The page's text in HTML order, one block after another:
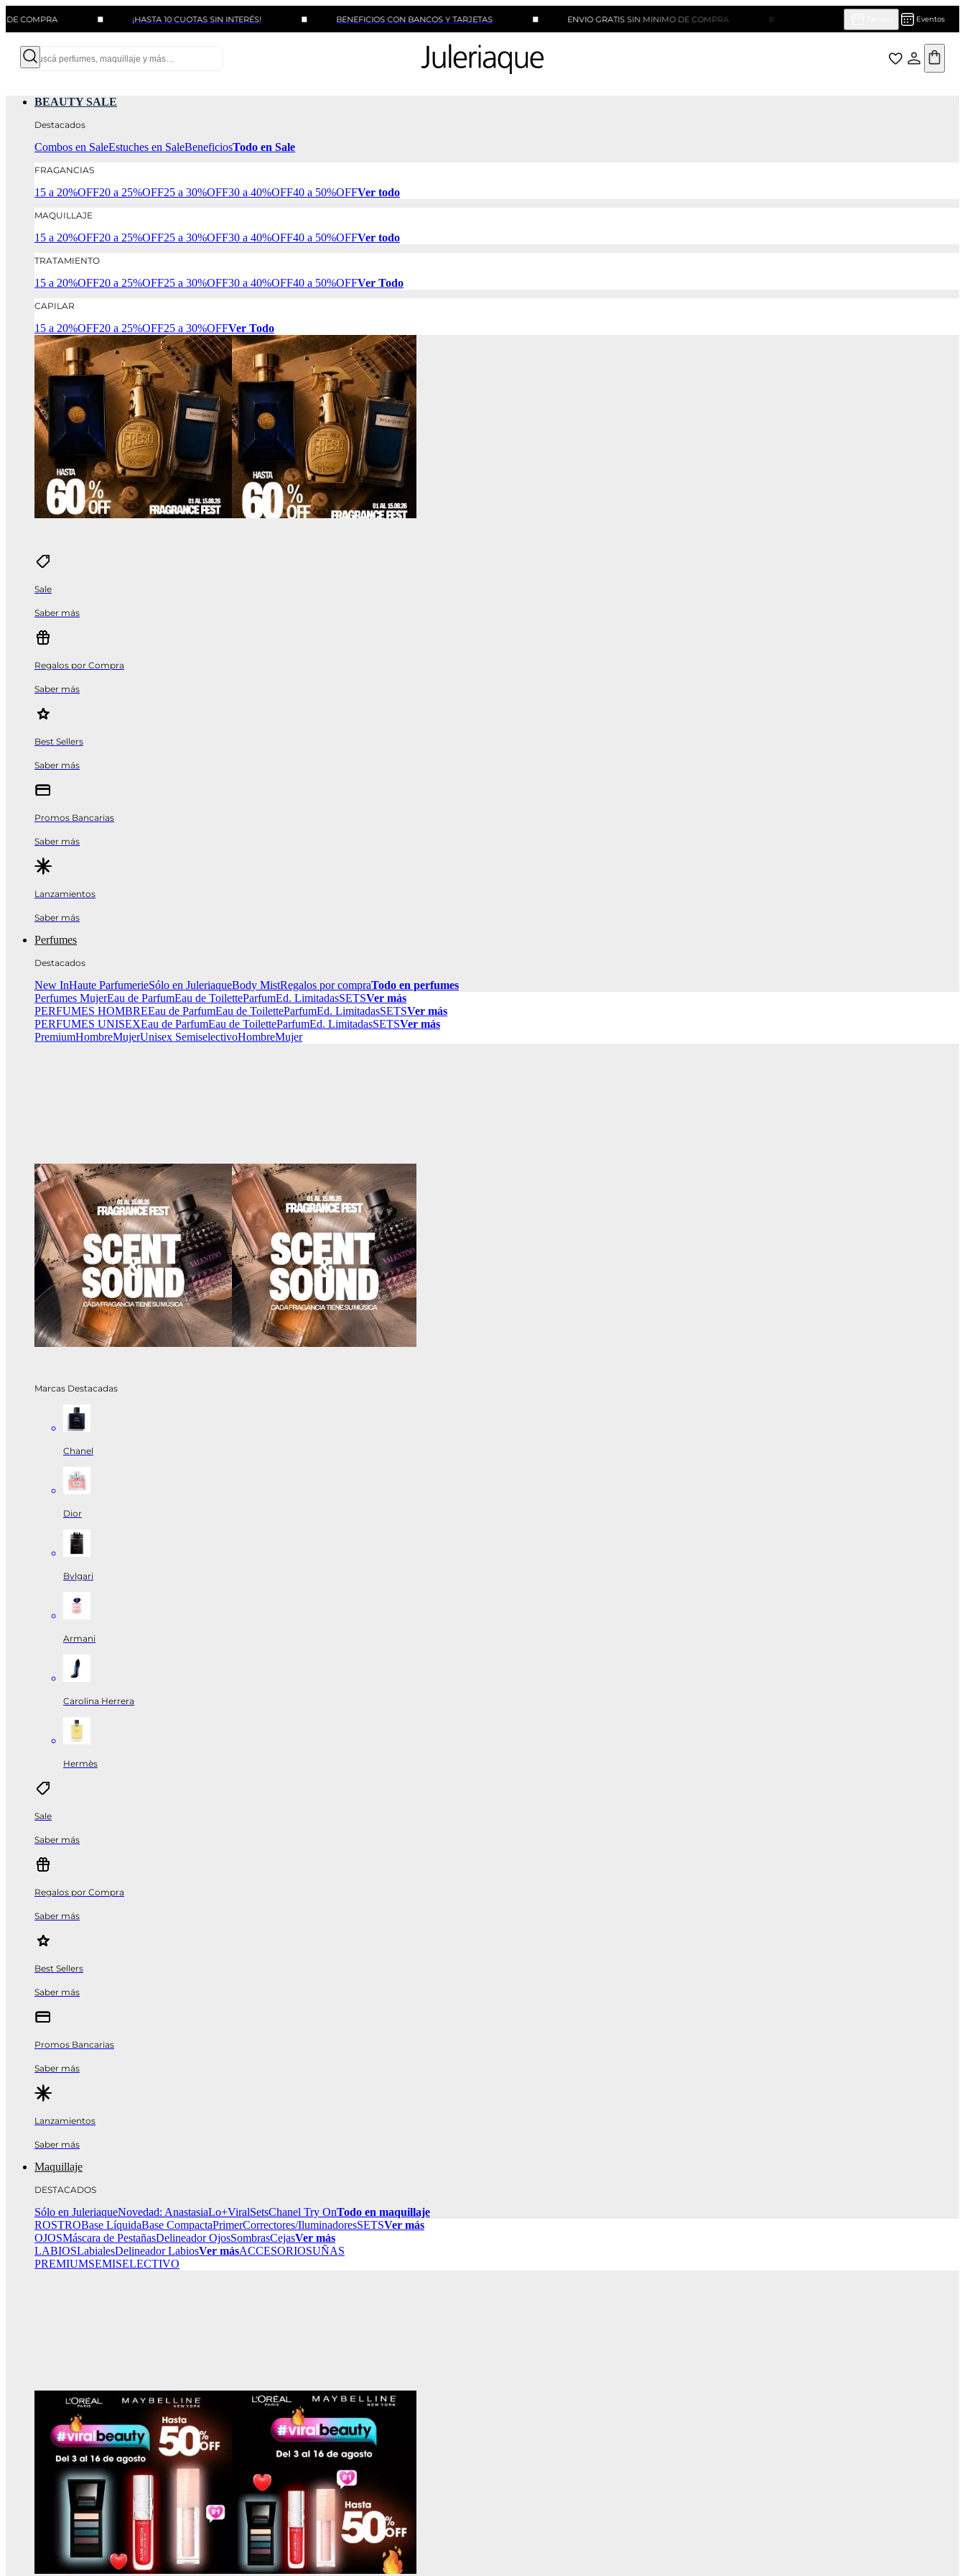
¡HASTA 10 CUOTAS SIN INTERÉS! BENEFICIOS CON BANCOS Y TARJETAS ENVIO GRATIS SIN MINIMO DE COMPRA Eventos
BEAUTY SALE
Destacados
Combos en SaleEstuches en SaleBeneficiosTodo en Sale
FRAGANCIAS
15 a 20%OFF20 a 25%OFF25 a 30%OFF30 a 40%OFF40 a 50%OFFVer todo
MAQUILLAJE
15 a 20%OFF20 a 25%OFF25 a 30%OFF30 a 40%OFF40 a 50%OFFVer todo
TRATAMIENTO
15 a 20%OFF20 a 25%OFF25 a 30%OFF30 a 40%OFF40 a 50%OFFVer Todo
CAPILAR
15 a 20%OFF20 a 25%OFF25 a 30%OFFVer Todo
Sale
Saber más
Regalos por Compra
Saber más
Best Sellers
Saber más
Promos Bancarias
Saber más
Lanzamientos
Saber más
Perfumes
Destacados
New InHaute ParfumerieSólo en JuleriaqueBody MistRegalos por compraTodo en perfumes
Perfumes MujerEau de ParfumEau de ToiletteParfumEd. LimitadasSETSVer más
PERFUMES HOMBREEau de ParfumEau de ToiletteParfumEd. LimitadasSETSVer más
PERFUMES UNISEXEau de ParfumEau de ToiletteParfumEd. LimitadasSETSVer más
PremiumHombreMujerUnisex SemiselectivoHombreMujer
Marcas Destacadas
Chanel
Dior
Bvlgari
Armani
Carolina Herrera
Hermès
Sale
Saber más
Regalos por Compra
Saber más
Best Sellers
Saber más
Promos Bancarias
Saber más
Lanzamientos
Saber más
Maquillaje
DESTACADOS
Sólo en JuleriaqueNovedad: AnastasiaLo+ViralSetsChanel Try OnTodo en maquillaje
ROSTROBase LíquidaBase CompactaPrimerCorrectores/IluminadoresSETSVer más
OJOSMáscara de PestañasDelineador OjosSombrasCejasVer más
LABIOSLabialesDelineador LabiosVer másACCESORIOSUÑAS
PREMIUMSEMISELECTIVO